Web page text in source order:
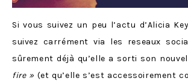
Si vous suivez un peu l’actu d’Alicia
suivez carrément via les reseaux
sûrement déjà qu’elle a sorti son
fire » (et qu’elle s’est accessoirement